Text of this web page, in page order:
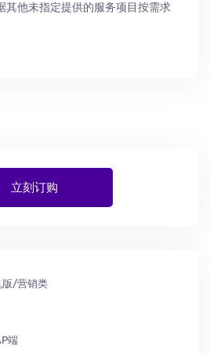
其他未指定提供的服务项目按需求
立刻订购
/营销类
端